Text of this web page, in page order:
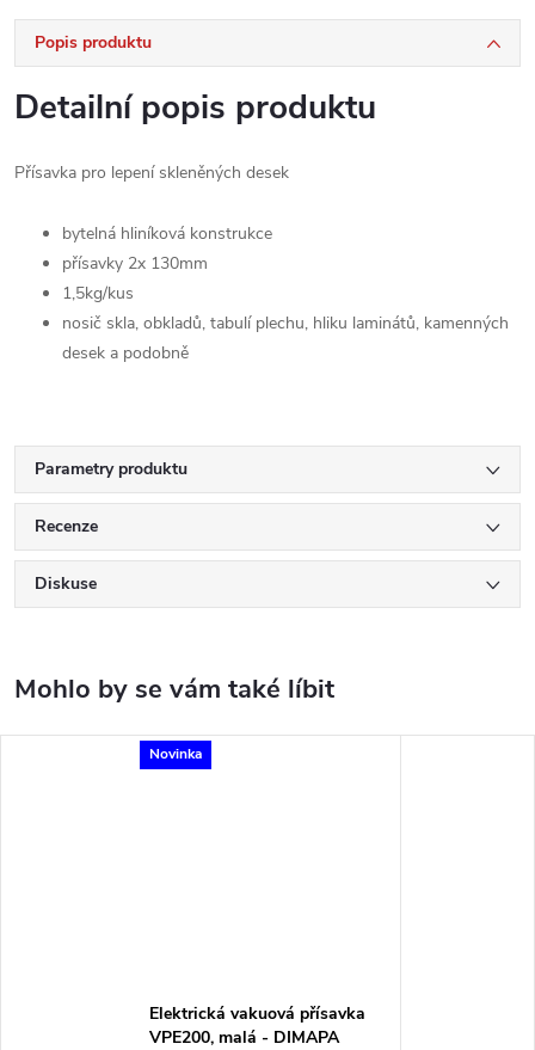
Popis produktu
Detailní popis produktu
Přísavka pro lepení skleněných desek
bytelná hliníková konstrukce
přísavky 2x 130mm
1,5kg/kus
nosič skla, obkladů, tabulí plechu, hliku laminátů, kamenných
desek a podobně
Parametry produktu
Recenze
Diskuse
Novinka
Elektrická vakuová přísavka
VPE200, malá - DIMAPA